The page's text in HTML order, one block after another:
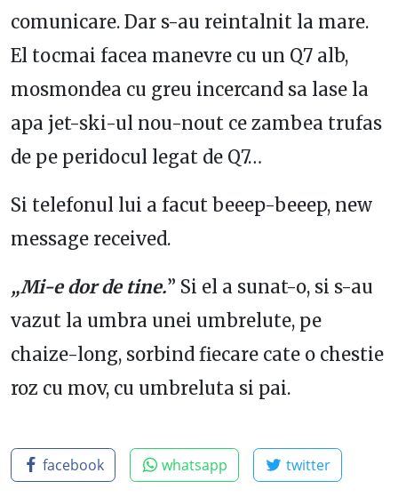
comunicare. Dar s-au reintalnit la mare.
El tocmai facea manevre cu un Q7 alb,
mosmondea cu greu incercand sa lase la
apa jet-ski-ul nou-nout ce zambea trufas
de pe peridocul legat de Q7…
Si telefonul lui a facut beeep-beeep, new
message received.
„Mi-e dor de tine.” Si el a sunat-o, si s-au
vazut la umbra unei umbrelute, pe
chaize-long, sorbind fiecare cate o chestie
roz cu mov, cu umbreluta si pai.
facebook whatsapp twitter